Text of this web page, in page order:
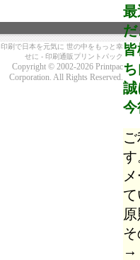
最
だ
誠
今
す
→
印刷で日本を元気に 世の中をもっと幸
せに - 印刷通販プリントパック
Copyright © 2002-2026 Printpac
Corporation. All Rights Reserved.